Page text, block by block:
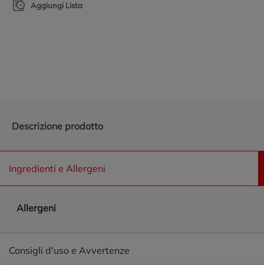
Aggiungi Lista
Descrizione prodotto
Ingredienti e Allergeni
Allergeni
Consigli d'uso e Avvertenze